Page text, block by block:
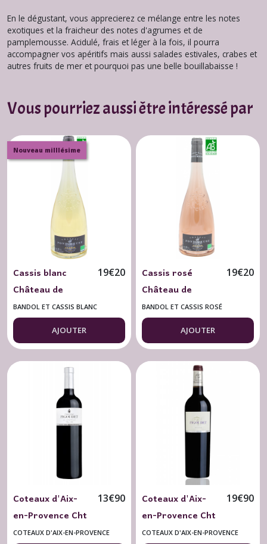
En le dégustant, vous apprecierez ce mélange entre les notes
exotiques et la fraicheur des notes d'agrumes et de
pamplemousse. Acidulé, frais et léger à la fois, il pourra
accompagner vos apéritifs mais aussi salades estivales, crabes et
autres fruits de mer et pourquoi pas une belle bouillabaisse !
Vous pourriez aussi être intéressé par
Nouveau milllésime
Cassis blanc
Château de
Fontcreuse BIO
Cuvée 2025
19€20
BANDOL ET CASSIS BLANC
AJOUTER
Cassis rosé
Château de
Fontcreuse BIO
2025
19€20
BANDOL ET CASSIS ROSÉ
AJOUTER
Coteaux d'Aix-
en-Provence Cht
Pigoudet La
13€90
COTEAUX D'AIX-EN-PROVENCE
ROUGE
Coteaux d'Aix-
en-Provence Cht
Pigoudet Grand
19€90
COTEAUX D'AIX-EN-PROVENCE
ROUGE